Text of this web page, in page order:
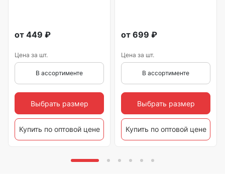
от 449 ₽
Цена за шт.
В ассортименте
Выбрать размер
Купить по оптовой цене
от 699 ₽
Цена за шт.
В ассортименте
Выбрать размер
Купить по оптовой цене